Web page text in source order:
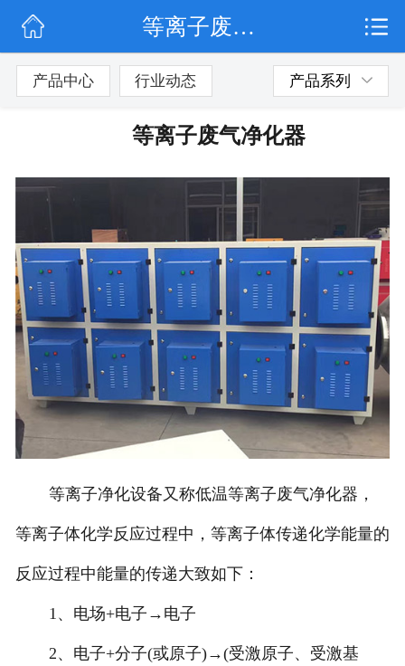
公司简介
等离子废气净化器
产品中心 行业动态 产品系列
等离子废气净化器
等离子净化设备又称低温等离子废气净化器，
等离子体化学反应过程中，等离子体传递化学能量的
反应过程中能量的传递大致如下：
1、电场+电子→电子
2、电子+分子(或原子)→(受激原子、受激基